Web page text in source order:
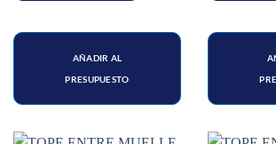
AÑADIR AL
PRESUPUESTO